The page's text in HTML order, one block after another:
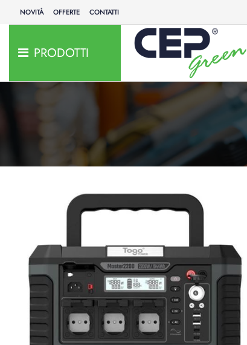
NOVITÀ OFFERTE CONTATTI
PRODOTTI